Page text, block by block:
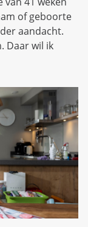
of geboorte
aandacht.
Daar wil ik